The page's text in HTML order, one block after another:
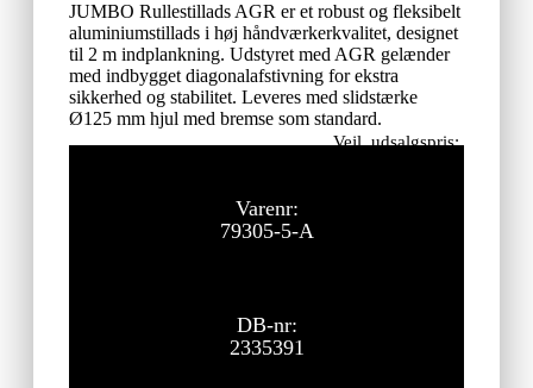
JUMBO Rullestillads AGR er et robust og fleksibelt
aluminiumstillads i høj håndværkerkvalitet, designet
til 2 m indplankning. Udstyret med AGR gelænder
med indbygget diagonalafstivning for ekstra
sikkerhed og stabilitet. Leveres med slidstærke
Ø125 mm hjul med bremse som standard.
Vejl. udsalgspris:
Varenr:
79305-5-A
DB-nr:
2335391